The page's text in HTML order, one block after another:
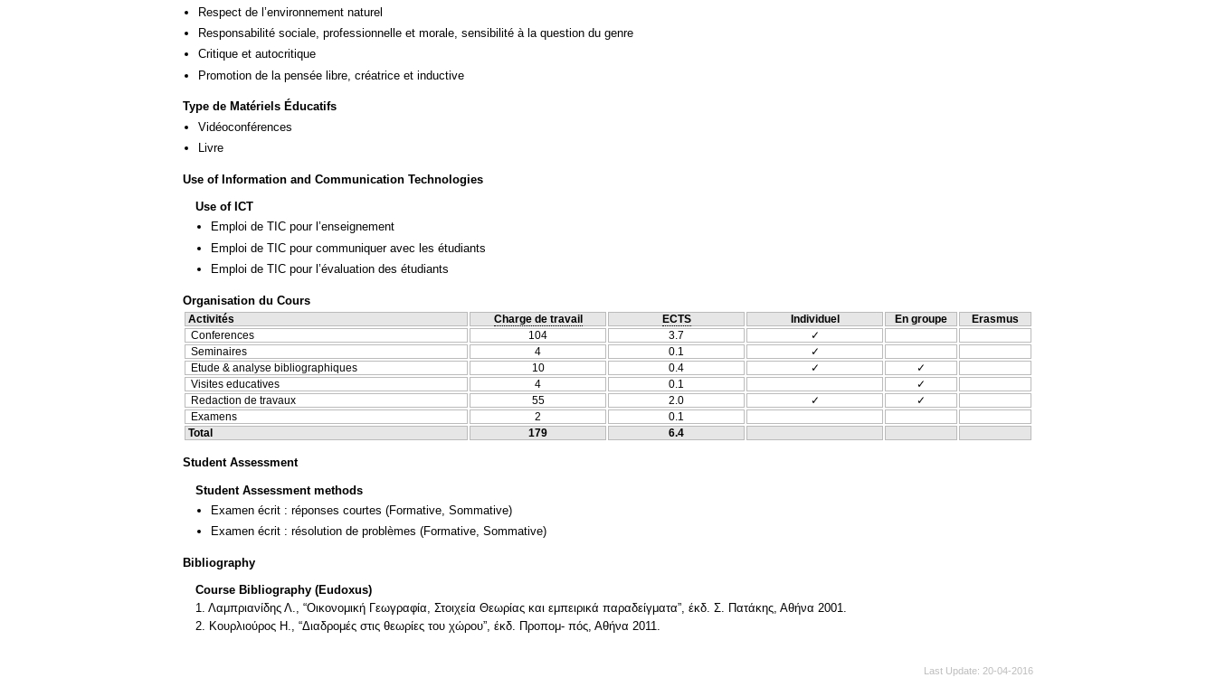
Respect de l’environnement naturel
Responsabilité sociale, professionnelle et morale, sensibilité à la question du genre
Critique et autocritique
Promotion de la pensée libre, créatrice et inductive
Type de Matériels Éducatifs
Vidéoconférences
Livre
Use of Information and Communication Technologies
Use of ICT
Emploi de TIC pour l’enseignement
Emploi de TIC pour communiquer avec les étudiants
Emploi de TIC pour l’évaluation des étudiants
Organisation du Cours
Activités Charge de travail ECTS Individuel En groupe
Erasmus
Conferences
104 3.7
✓
Seminaires
4 0.1
✓
Etude & analyse bibliographiques
10 0.4 ✓
✓
Visites educatives
4 0.1
✓
Redaction de travaux
55 2.0 ✓
✓
Examens
2
0.1
Total
179 6.4
Student Assessment
Student Assessment methods
Examen écrit : réponses courtes (Formative, Sommative)
Examen écrit : résolution de problèmes (Formative, Sommative)
Bibliography
Course Bibliography (Eudoxus)
1. Λαμπριανίδης Λ., “Οικονομική Γεωγραφία, Στοιχεία Θεωρίας και εμπειρικά παραδείγματα”, έκδ. Σ. Πατάκης, Αθήνα 2001.
2. Κουρλιούρος Η., “Διαδρομές στις θεωρίες του χώρου”, έκδ. Προπομ- πός, Αθήνα 2011.
Last Update 20-04-2016